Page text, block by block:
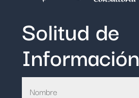
Solitud de
Información